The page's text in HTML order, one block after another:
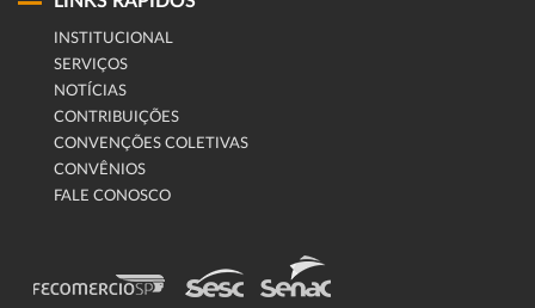
INSTITUCIONAL
SERVIÇOS
NOTÍCIAS
CONTRIBUIÇÕES
CONVENÇÕES COLETIVAS
CONVÊNIOS
FALE CONOSCO